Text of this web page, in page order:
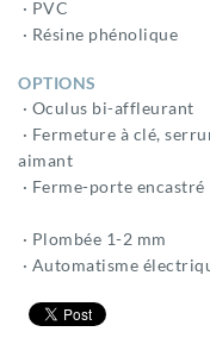
· PVC
· Résine phénolique
OPTIONS
· Oculus bi-affleurant
· Fermeture à clé,
aimant
· Ferme-porte encastré
· Plombée 1-2 mm
· Automatisme